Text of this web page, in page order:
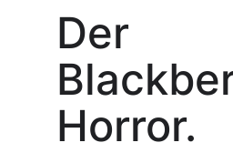
Der
Horror.